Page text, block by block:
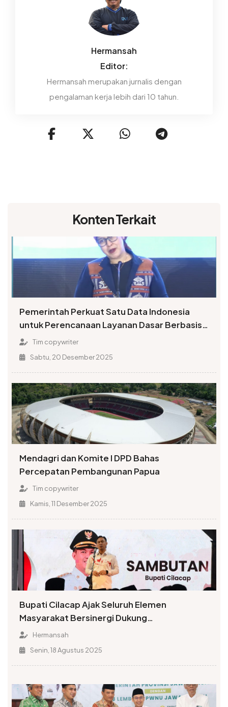
Hermansah
Editor:
Hermansah merupakan jurnalis dengan
pengalaman kerja lebih dari 10 tahun.
Konten Terkait
Pemerintah Perkuat Satu Data Indonesia
untuk Perencanaan Layanan Dasar Berbasis
BuktiTim copywriter
Sabtu, 20 Desember 2025
Mendagri dan Komite I DPD Bahas
Percepatan Pembangunan Papua
Tim copywriter
Kamis, 11 Desember 2025
Bupati Cilacap Ajak Seluruh Elemen
Masyarakat Bersinergi Dukung
Pembangunan Daerah
Hermansah
Senin, 18 Agustus 2025